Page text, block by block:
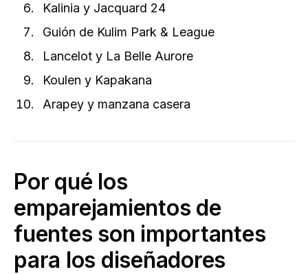
Kalinia y Jacquard 24
Guión de Kulim Park & League
Lancelot y La Belle Aurore
Koulen y Kapakana
Arapey y manzana casera
Por qué los
emparejamientos de
fuentes son importantes
para los diseñadores